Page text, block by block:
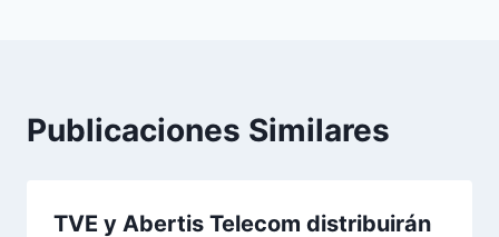
a
Publicaciones Similares
TVE y Abertis Telecom distribuirán